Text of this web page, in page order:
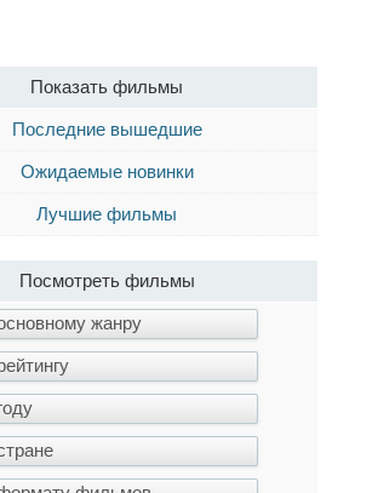
Показать фильмы
Последние вышедшие
Ожидаемые новинки
Лучшие фильмы
Посмотреть фильмы